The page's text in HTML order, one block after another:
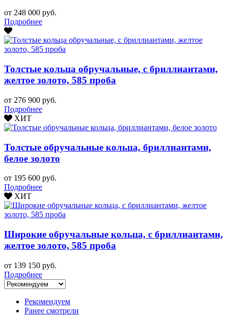
от 248 000 руб.
Подробнее
Толстые кольца обручальные, с бриллиантами,
желтое золото, 585 проба
от 276 900 руб.
Подробнее
ХИТ
Толстые обручальные кольца, бриллиантами,
белое золото
от 195 600 руб.
Подробнее
ХИТ
Широкие обручальные кольца, с бриллиантами,
желтое золото, 585 проба
от 139 150 руб.
Подробнее
Рекомендуем
Ранее смотрели